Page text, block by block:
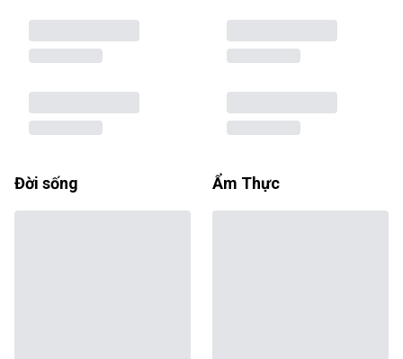
Đời sống Ẩm Thực